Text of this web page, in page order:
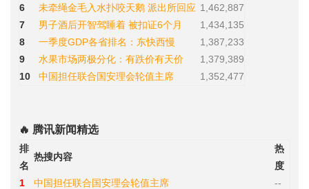
6 未牵绳金毛入水扑咬天鹅 派出所回应 1,462,887
7
男子酒后开智驾睡着 被扣证6个月
1,434,135
8
一季度GDP各省排名：东快西慢
1,387,233
9
水果市场两极分化：有跌价有天价
1,379,389
10
中国担任联合国安理会轮值主席 1,352,477
🔥 腾讯新闻精选
排
名
热搜内容
热
度
1
中国担任联合国安理会轮值主席 --